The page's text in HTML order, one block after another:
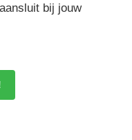
bij jouw